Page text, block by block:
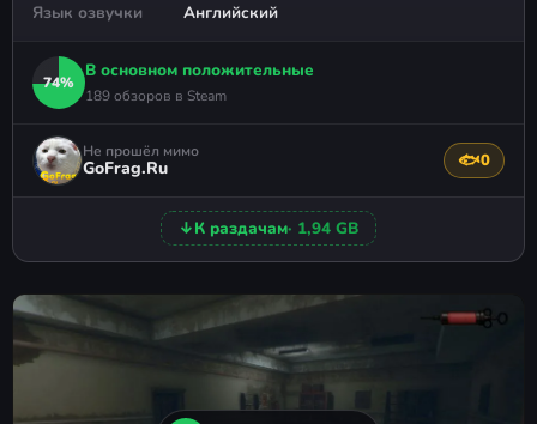
Язык озвучки
Английский
74%
В основном положительные
189 обзоров в Steam
Не прошёл мимо
GoFrag.Ru 🐟0
↓К раздачам· 1,94 GB